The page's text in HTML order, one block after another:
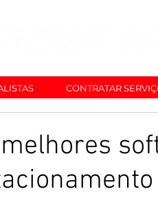
CONTRATAR